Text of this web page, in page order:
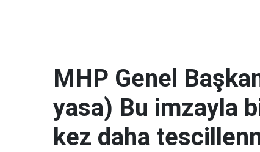
MHP Genel
yasa) Bu imzayla
kez daha